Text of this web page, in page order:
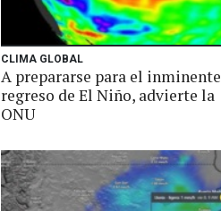
CLIMA GLOBAL
A prepararse para el inminente
regreso de El Niño, advierte la
ONU